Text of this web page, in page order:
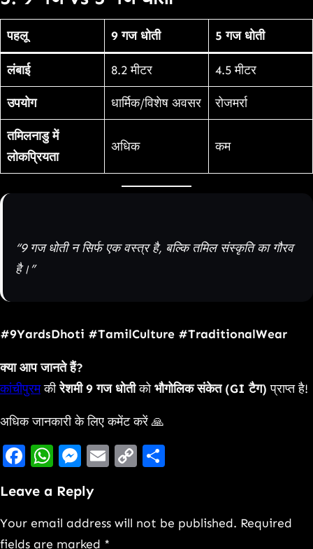
पहलू 9 गज धोती 5 गज धोती
लंबाई 8.2 मीटर 4.5 मीटर
उपयोग धार्मिक/विशेष अवसर रोजमर्रा
तमिलनाडु में
लोकप्रियता
अधिक कम
“9 गज धोती न सिर्फ एक वस्त्र है, बल्कि तमिल संस्कृति का गौरव
है।”
#9YardsDhoti #TamilCulture #TraditionalWear
क्या आप जानते हैं?
कांचीपुरमकीरेशमी 9 गज धोतीकोभौगोलिक संकेत (GI टैग) प्राप्त है!
अधिक जानकारी के लिए कमेंट करें 🙏
Facebook
WhatsApp
Messenger
Email
Copy
Leave a Reply
Your email address will not be published. Required
fields are marked *